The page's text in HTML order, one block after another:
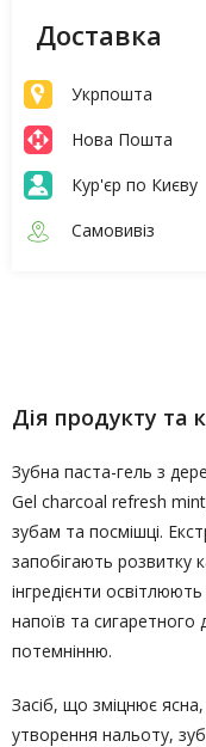
Доставка
Укрпошта
Нова Пошта
Кур'єр по Києву
Самовивіз
Дія продукту та
Зубна паста-гель з
Gel charcoal refresh
зубам та посмішці.
запобігають розвитку
інгредієнти
напоїв та
потемнінню.
Засіб, що зміцнює
утворення нальоту,